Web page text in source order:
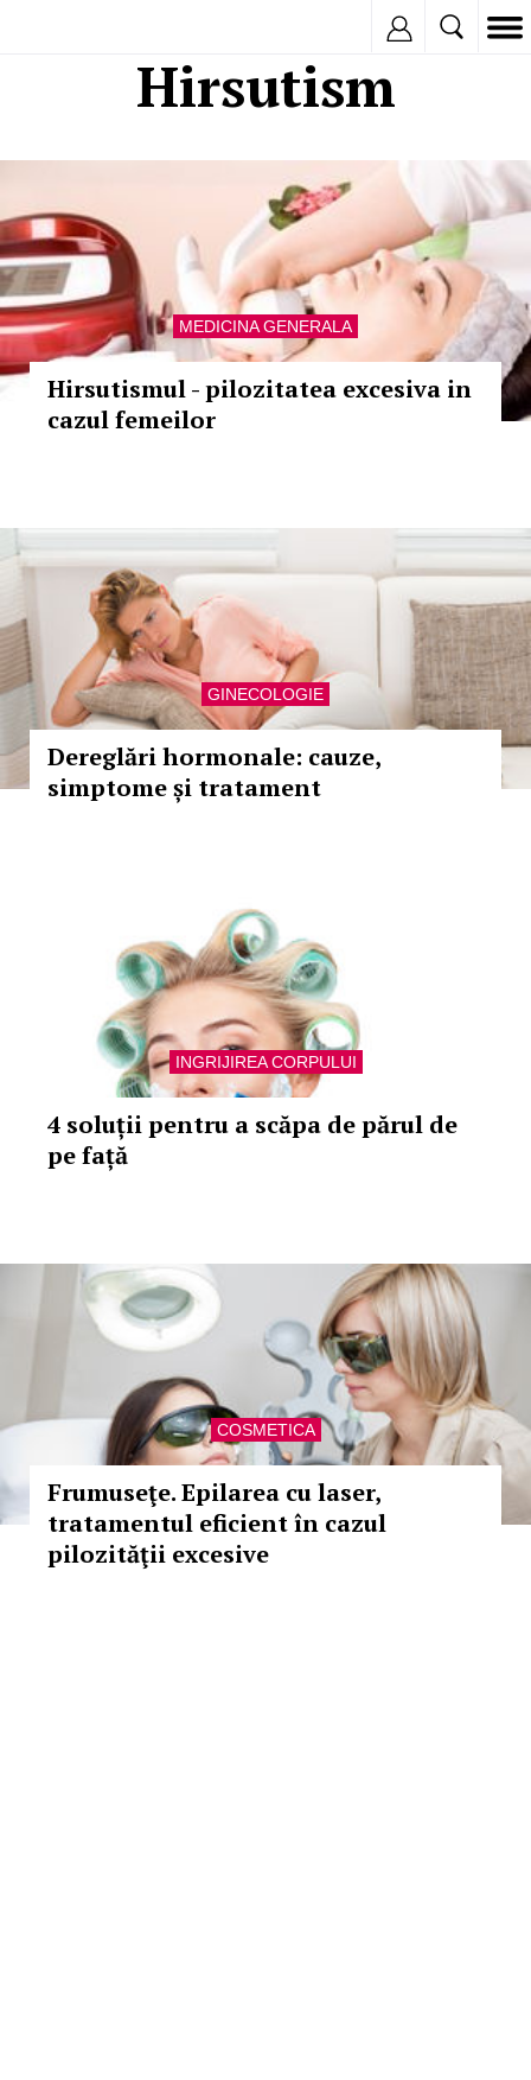
Hirsutism
MEDICINA GENERALA
Hirsutismul - pilozitatea excesiva in
cazul femeilor
GINECOLOGIE
Dereglări hormonale: cauze,
simptome și tratament
INGRIJIREA CORPULUI
4 soluții pentru a scăpa de părul de
pe față
COSMETICA
Frumuseţe. Epilarea cu laser,
tratamentul eficient în cazul
pilozităţii excesive